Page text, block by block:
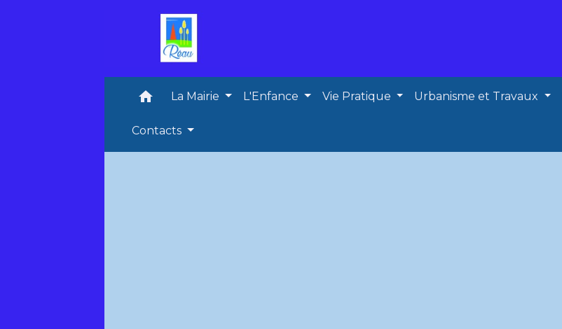
home La Mairie L'Enfance Vie Pratique Urbanisme et Travaux
Contacts